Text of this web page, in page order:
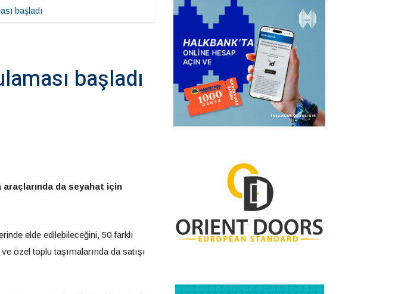
başladı
başladı
araçlarında da seyahat için
elde edilebileceğini, 50 farklı
özel toplu taşımalarında da satışı